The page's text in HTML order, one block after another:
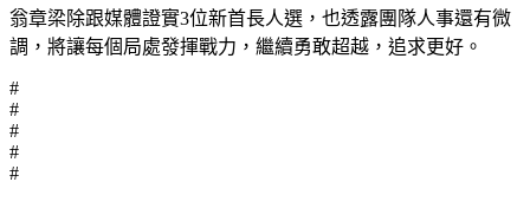
翁章梁除跟媒體證實3位新首長人選，也透露團隊人事還有微
調，將讓每個局處發揮戰力，繼續勇敢超越，追求更好。
#
#
#
#
#